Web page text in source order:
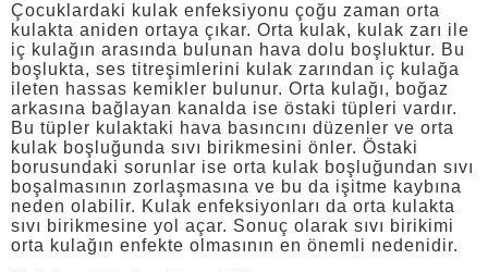
Çocuklardaki kulak enfeksiyonu çoğu zaman orta
kulakta aniden ortaya çıkar. Orta kulak, kulak zarı ile
iç kulağın arasında bulunan hava dolu boşluktur. Bu
boşlukta, ses titreşimlerini kulak zarından iç kulağa
ileten hassas kemikler bulunur. Orta kulağı, boğaz
arkasına bağlayan kanalda ise östaki tüpleri vardır.
Bu tüpler kulaktaki hava basıncını düzenler ve orta
kulak boşluğunda sıvı birikmesini önler. Östaki
borusundaki sorunlar ise orta kulak boşluğundan sıvı
boşalmasının zorlaşmasına ve bu da işitme kaybına
neden olabilir. Kulak enfeksiyonları da orta kulakta
sıvı birikmesine yol açar. Sonuç olarak sıvı birikimi
orta kulağın enfekte olmasının en önemli nedenidir.